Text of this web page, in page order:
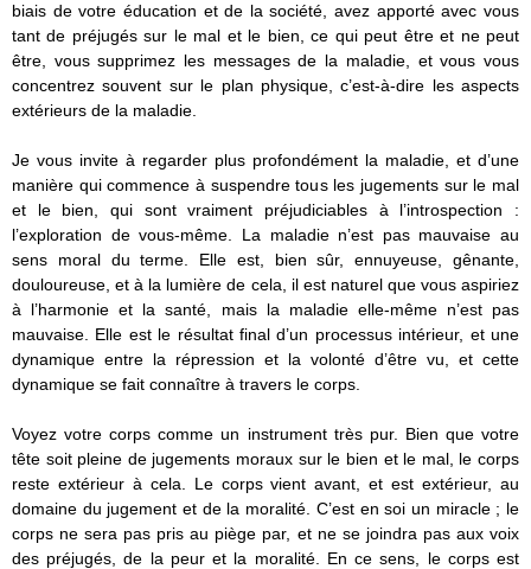
biais de votre éducation et de la société, avez apporté avec vous
tant de préjugés sur le mal et le bien, ce qui peut être et ne peut
être, vous supprimez les messages de la maladie, et vous vous
concentrez souvent sur le plan physique, c’est-à-dire les aspects
extérieurs de la maladie.
Je vous invite à regarder plus profondément la maladie, et d’une
manière qui commence à suspendre tous les jugements sur le mal
et le bien, qui sont vraiment préjudiciables à l’introspection :
l’exploration de vous-même. La maladie n’est pas mauvaise au
sens moral du terme. Elle est, bien sûr, ennuyeuse, gênante,
douloureuse, et à la lumière de cela, il est naturel que vous aspiriez
à l’harmonie et la santé, mais la maladie elle-même n’est pas
mauvaise. Elle est le résultat final d’un processus intérieur, et une
dynamique entre la répression et la volonté d’être vu, et cette
dynamique se fait connaître à travers le corps.
Voyez votre corps comme un instrument très pur. Bien que votre
tête soit pleine de jugements moraux sur le bien et le mal, le corps
reste extérieur à cela. Le corps vient avant, et est extérieur, au
domaine du jugement et de la moralité. C’est en soi un miracle ; le
corps ne sera pas pris au piège par, et ne se joindra pas aux voix
des préjugés, de la peur et la moralité. En ce sens, le corps est